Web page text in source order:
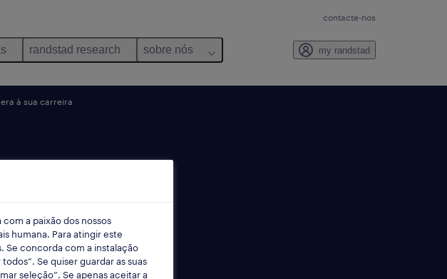
contacte-nos
randstad research sobre nós my randstad
à sua carreira
a paixão dos nossos
humana. Para atingir este
concorda com a instalação
Se quiser guardar as suas
seleção”. Se apenas aceitar a